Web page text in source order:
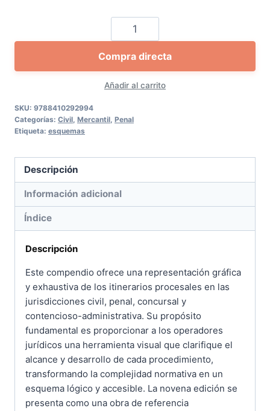
Esquemas
procesales
civiles,
penales
y
Añadir al carrito
Compra directa
SKU: 9788410292994
Categorías: Civil, Mercantil, Penal
Etiqueta: esquemas
Descripción
Información adicional
Índice
Descripción
Este compendio ofrece una representación gráfica
y exhaustiva de los itinerarios procesales en las
jurisdicciones civil, penal, concursal y
contencioso-administrativa. Su propósito
fundamental es proporcionar a los operadores
jurídicos una herramienta visual que clarifique el
alcance y desarrollo de cada procedimiento,
transformando la complejidad normativa en un
esquema lógico y accesible. La novena edición se
presenta como una obra de referencia